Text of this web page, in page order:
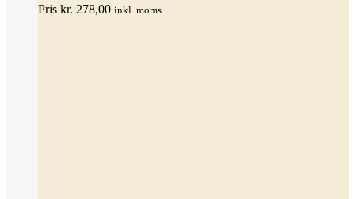
Mulighederne
Pris kr. 278,00 inkl. moms